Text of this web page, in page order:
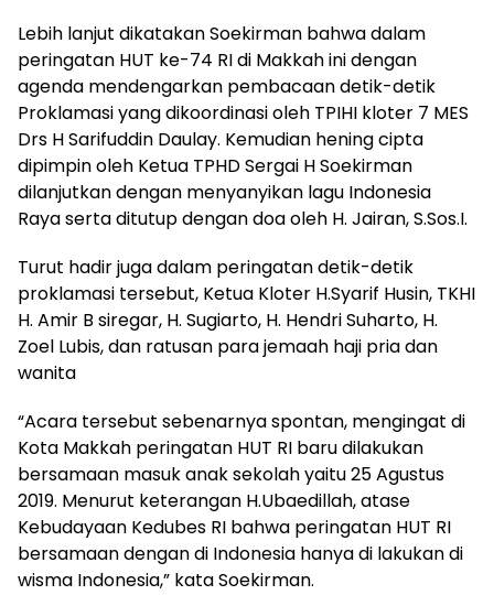
Lebih lanjut dikatakan Soekirman bahwa dalam
peringatan HUT ke-74 RI di Makkah ini dengan
agenda mendengarkan pembacaan detik-detik
Proklamasi yang dikoordinasi oleh TPIHI kloter 7 MES
Drs H Sarifuddin Daulay. Kemudian hening cipta
dipimpin oleh Ketua TPHD Sergai H Soekirman
dilanjutkan dengan menyanyikan lagu Indonesia
Raya serta ditutup dengan doa oleh H. Jairan, S.Sos.I.
Turut hadir juga dalam peringatan detik-detik
proklamasi tersebut, Ketua Kloter H.Syarif Husin, TKHI
H. Amir B siregar, H. Sugiarto, H. Hendri Suharto, H.
Zoel Lubis, dan ratusan para jemaah haji pria dan
wanita
“Acara tersebut sebenarnya spontan, mengingat di
Kota Makkah peringatan HUT RI baru dilakukan
bersamaan masuk anak sekolah yaitu 25 Agustus
2019. Menurut keterangan H.Ubaedillah, atase
Kebudayaan Kedubes RI bahwa peringatan HUT RI
bersamaan dengan di Indonesia hanya di lakukan di
wisma Indonesia,” kata Soekirman.